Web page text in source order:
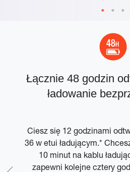
Łącznie 48 godzin
ładowanie
Ciesz się 12 godzinami
36 w etui ładującym.*
10 minut na kablu
zapewni kolejne cztery